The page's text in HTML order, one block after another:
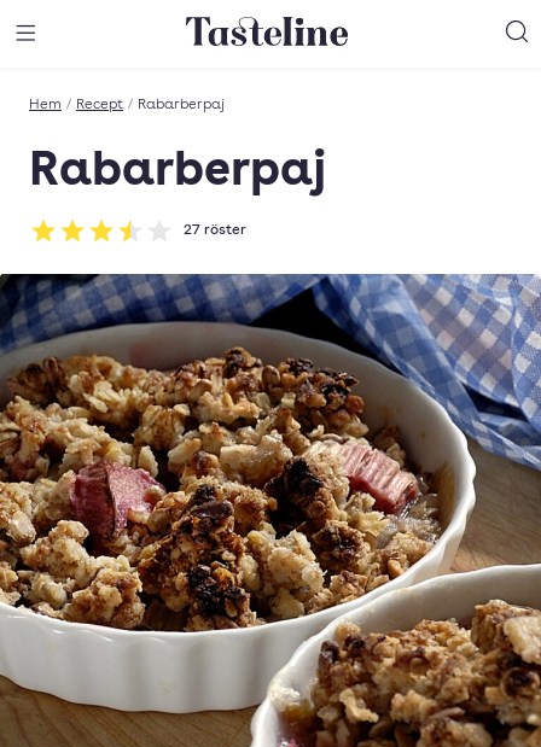
Till Tastelines startsida
Hem / Recept / Rabarberpaj
Rabarberpaj
Betyg: 3.52 av 5
27 röster